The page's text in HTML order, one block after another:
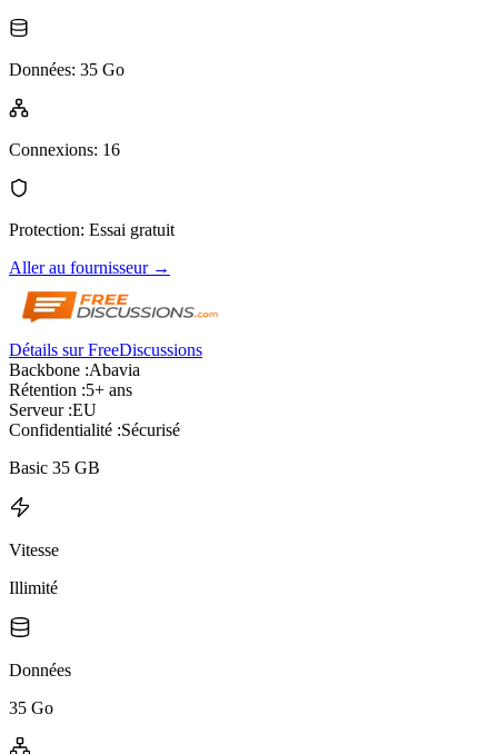
Données: 35 Go
Connexions: 16
Protection: Essai gratuit
Aller au fournisseur→
Détails sur FreeDiscussions
Backbone :Abavia
Rétention :5+ ans
Serveur :EU
Confidentialité :Sécurisé
Basic 35 GB
Vitesse
Illimité
Données
35 Go